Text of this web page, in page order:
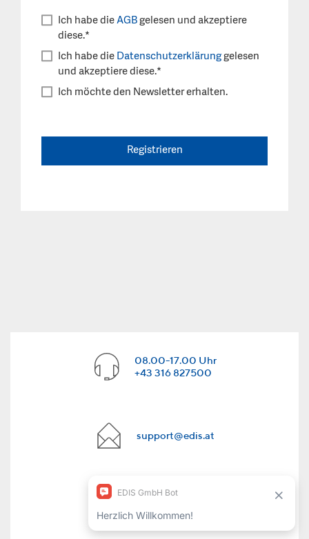
Ich habe dieAGBgelesen und akzeptiere
diese.*
Ich habe die Datenschutzerklärunggelesen
und akzeptiere diese.*
Ich möchte den Newsletter erhalten.
Registrieren
08.00-17.00 Uhr
+43 316 827500
support@edis.at